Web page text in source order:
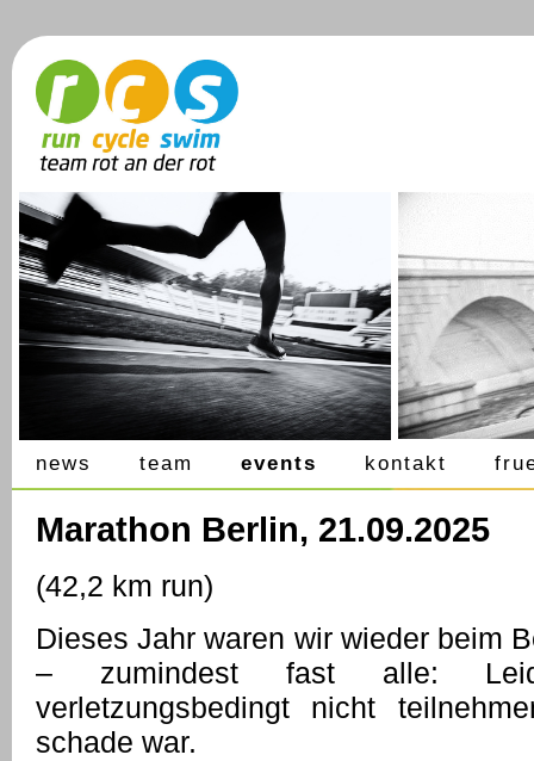
news team events kontakt
Marathon Berlin, 21.09.2025
(42,2 km run)
Dieses Jahr waren wir wieder beim
– zumindest fast alle:
verletzungsbedingt nicht
schade war.